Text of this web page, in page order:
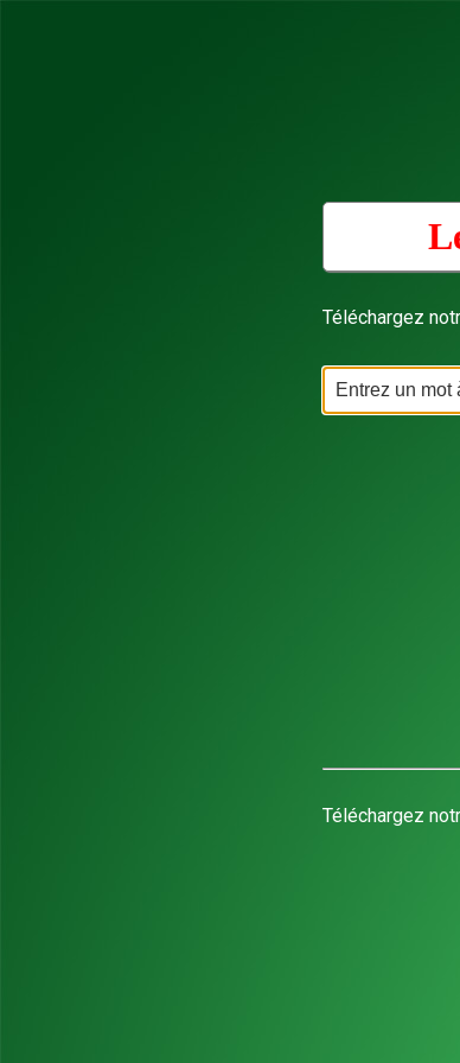
Téléchargez
Téléchargez